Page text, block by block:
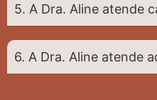
5. A Dra. Aline atende
6. A Dra. Aline atende